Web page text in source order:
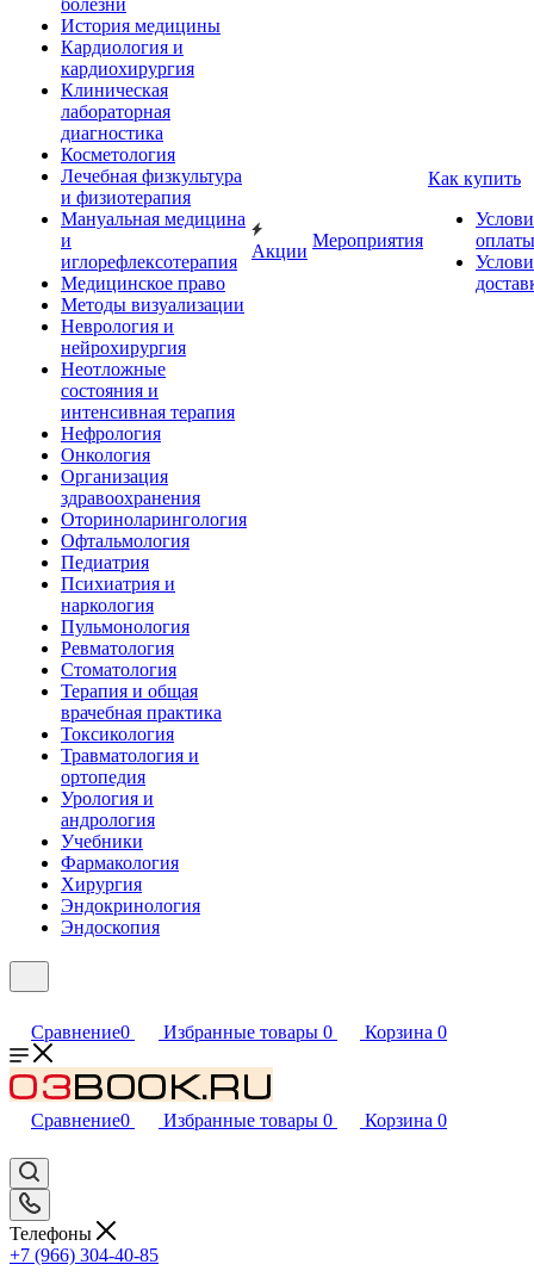
болезни
История медицины
Кардиология и
кардиохирургия
Клиническая
лабораторная
диагностика
Косметология
Лечебная физкультура
и физиотерапия
Мануальная медицина
и
иглорефлексотерапия
Медицинское право
Методы визуализации
Неврология и
нейрохирургия
Неотложные
состояния и
интенсивная терапия
Нефрология
Онкология
Организация
здравоохранения
Оториноларингология
Офтальмология
Педиатрия
Психиатрия и
наркология
Пульмонология
Ревматология
Стоматология
Терапия и общая
врачебная практика
Токсикология
Травматология и
ортопедия
Урология и
андрология
Учебники
Фармакология
Хирургия
Эндокринология
Эндоскопия
Акции
Мероприятия
Как купить
оплаты
Сравнение0 Избранные товары 0 Корзина 0
Сравнение0 Избранные товары 0 Корзина 0
Телефоны
+7 (966) 304-40-85